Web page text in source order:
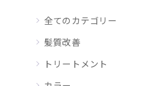
全てのカテゴリー
髪質改善
トリートメント